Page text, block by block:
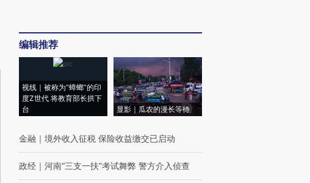
编辑推荐
视线｜被称为“蟑螂”的印
度Z世代 将教育部长拱下
台
显影｜瓜农的漫长等待
金融 ｜ 境外收入征税 保险收益缴交已启动
政经 ｜ 河南“三支一扶”考试舞弊 警方介入侦查